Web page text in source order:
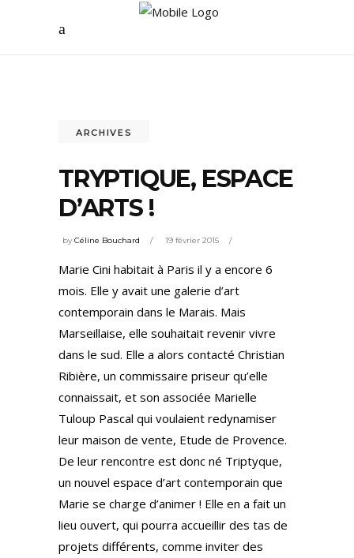
ARCHIVES
TRYPTIQUE, ESPACE
D’ARTS !
byCéline Bouchard 19 février 2015
Marie Cini habitait à Paris il y a encore 6
mois. Elle y avait une galerie d’art
contemporain dans le Marais. Mais
Marseillaise, elle souhaitait revenir vivre
dans le sud. Elle a alors contacté Christian
Ribière, un commissaire priseur qu’elle
connaissait, et son associée Marielle
Tuloup Pascal qui voulaient redynamiser
leur maison de vente, Etude de Provence.
De leur rencontre est donc né Triptyque,
un nouvel espace d’art contemporain que
Marie se charge d’animer ! Elle en a fait un
lieu ouvert, qui pourra accueillir des tas de
projets différents, comme inviter des